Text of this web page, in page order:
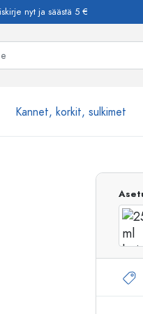
nyt ja säästä 5 €
Kannet, korkit, sulkimet
Airless-
Roll-on-pullot